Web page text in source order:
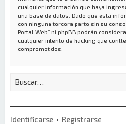
cualquier información que haya
una base de datos. Dado que esta
con ninguna tercera parte sin su
Portal Web” ni phpBB podrán
cualquier intento de hacking que
comprometidos.
Identificarse • Registrarse